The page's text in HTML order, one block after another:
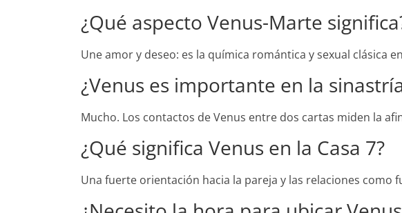
¿Qué aspecto Venus-Marte
Une amor y deseo: es la química romántica y sexual clásica
¿Venus es importante en la
Mucho. Los contactos de Venus entre dos cartas miden la
¿Qué significa Venus en la Casa 7?
Una fuerte orientación hacia la pareja y las relaciones como